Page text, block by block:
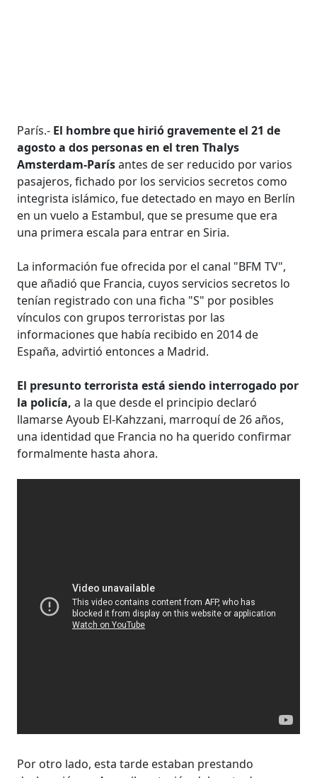
París.- El hombre que hirió gravemente el 21 de
agosto a dos personas en el tren Thalys
Amsterdam-Parísantes de ser reducido por varios
pasajeros, fichado por los servicios secretos como
integrista islámico, fue detectado en mayo en Berlín
en un vuelo a Estambul, que se presume que era
una primera escala para entrar en Siria.
La información fue ofrecida por el canal "BFM TV",
que añadió que Francia, cuyos servicios secretos lo
tenían registrado con una ficha "S" por posibles
vínculos con grupos terroristas por las
informaciones que había recibido en 2014 de
España, advirtió entonces a Madrid.
El presunto terrorista está siendo interrogado por
la policía, a la que desde el principio declaró
llamarse Ayoub El-Kahzzani, marroquí de 26 años,
una identidad que Francia no ha querido confirmar
formalmente hasta ahora.
Por otro lado, esta tarde estaban prestando